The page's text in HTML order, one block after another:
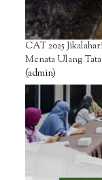
CAT 2025
Menata Ulang
(admin)